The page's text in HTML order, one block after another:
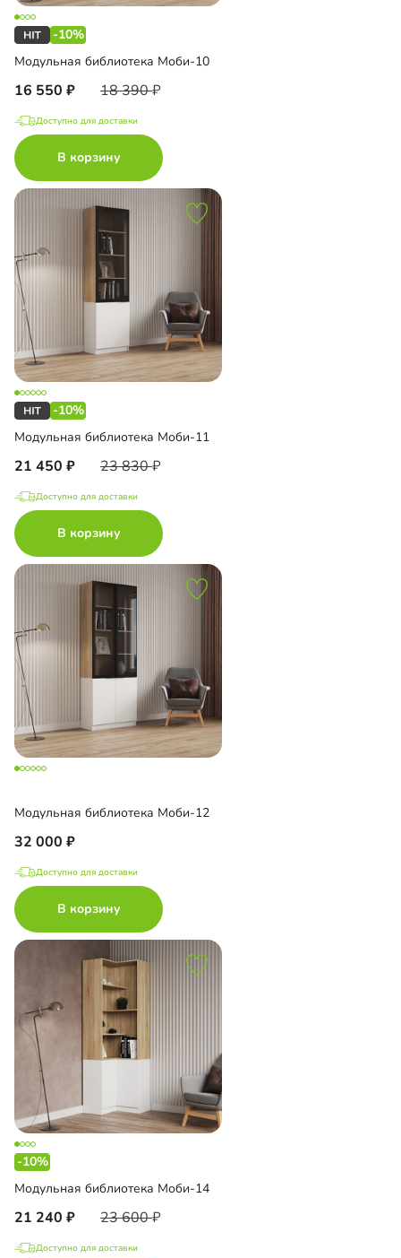
-10%
Модульная библиотека Моби-10
16 550 18 390
Доступно для доставки
В корзину
-10%
Модульная библиотека Моби-11
21 450 23 830
Доступно для доставки
В корзину
Модульная библиотека Моби-12
32 000
Доступно для доставки
В корзину
-10%
Модульная библиотека Моби-14
21 240 23 600
Доступно для доставки